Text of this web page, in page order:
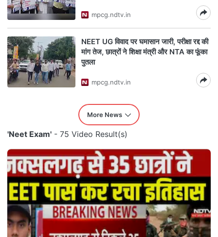
mpcg.ndtv.in
NEET UG विवाद पर घमासान जारी, परीक्षा रद्द की
मांग तेज, छात्रों ने शिक्षा मंत्री और NTA का फूंका
पुतला
mpcg.ndtv.in
More News
'Neet Exam' - 75 Video Result(s)